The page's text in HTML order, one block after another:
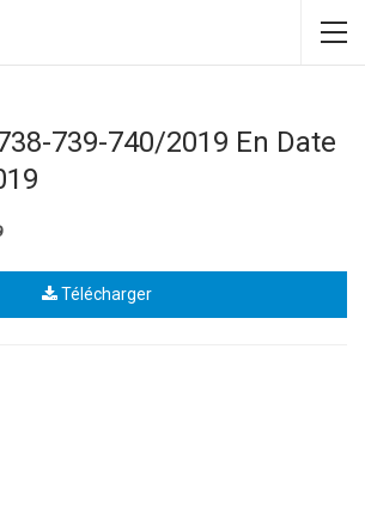
739-740/2019 En Date
Télécharger